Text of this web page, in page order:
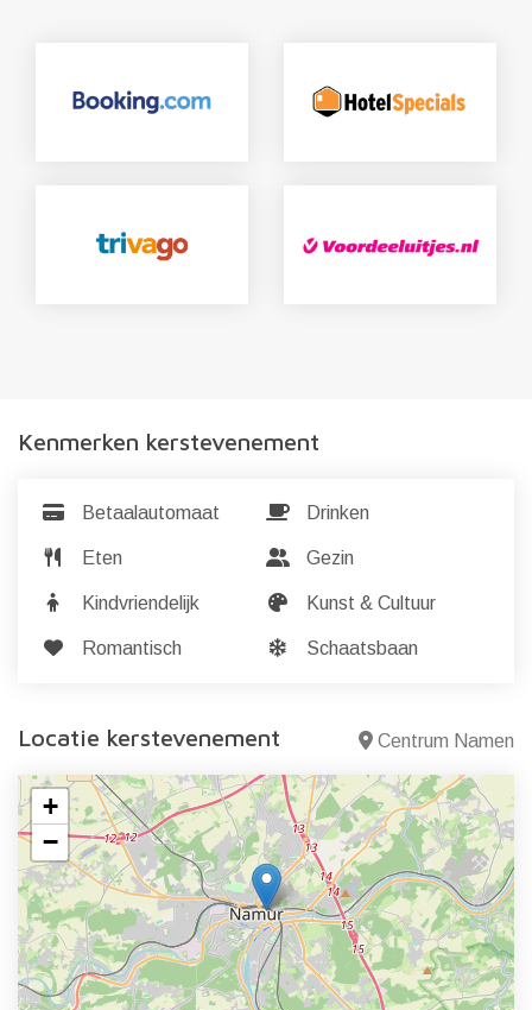
Kenmerken kerstevenement
Betaalautomaat Drinken
Eten Gezin
Kindvriendelijk Kunst & Cultuur
Romantisch Schaatsbaan
Locatie kerstevenement Centrum Namen
+
−